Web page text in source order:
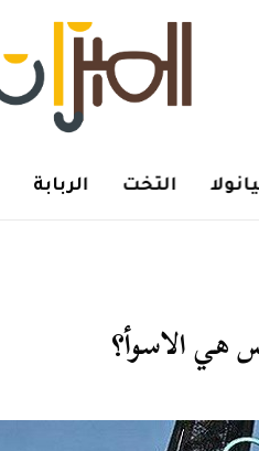
التخت الربابة
هي الاسوأ؟